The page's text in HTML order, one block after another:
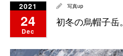
2021
24
Dec
写真up
初冬の烏帽子岳。